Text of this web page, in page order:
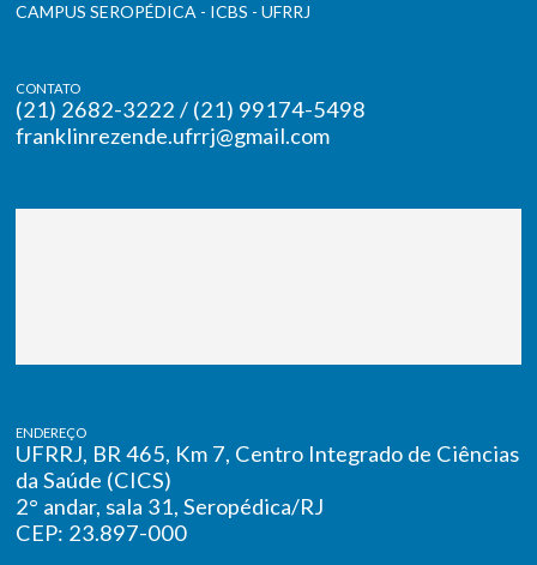
CAMPUS SEROPÉDICA - ICBS - UFRRJ
CONTATO
(21) 2682-3222 / (21) 99174-5498
franklinrezende.ufrrj@gmail.com
ENDEREÇO
UFRRJ, BR 465, Km 7, Centro Integrado de Ciências
da Saúde (CICS)
2° andar, sala 31, Seropédica/RJ
CEP: 23.897-000